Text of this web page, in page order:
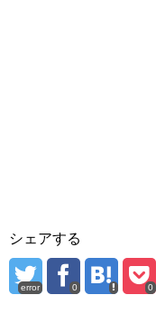
シェアする
error 0 0